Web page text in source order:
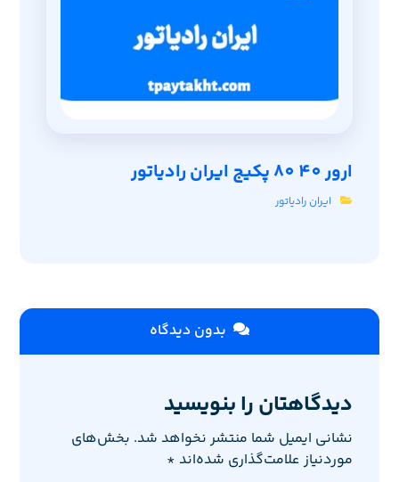
ارور 40 80 پکیج ایران رادیاتور
ایران رادیاتور
بدون دیدگاه
دیدگاهتان را بنویسید
نشانی ایمیل شما منتشر نخواهد شد. بخش‌های
موردنیاز علامت‌گذاری شده‌اند *